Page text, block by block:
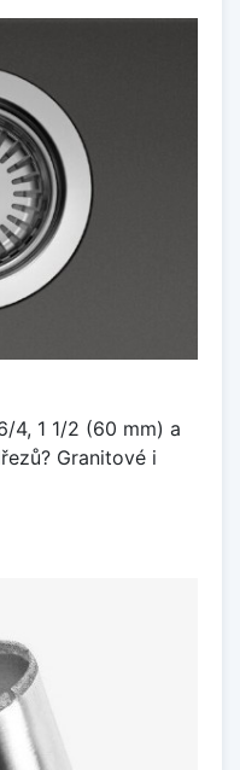
4, 1 1/2 (60 mm) a
Granitové i